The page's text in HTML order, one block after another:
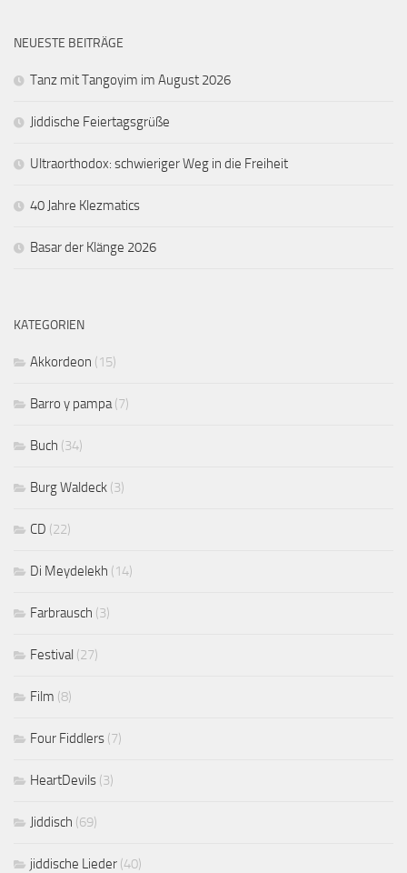
NEUESTE BEITRÄGE
Tanz mit Tangoyim im August 2026
Jiddische Feiertagsgrüße
Ultraorthodox: schwieriger Weg in die Freiheit
40 Jahre Klezmatics
Basar der Klänge 2026
KATEGORIEN
Akkordeon (15)
Barro y pampa(7)
Buch (34)
Burg Waldeck (3)
CD (22)
Di Meydelekh (14)
Farbrausch (3)
Festival (27)
Film (8)
Four Fiddlers (7)
HeartDevils (3)
Jiddisch (69)
jiddische Lieder (40)